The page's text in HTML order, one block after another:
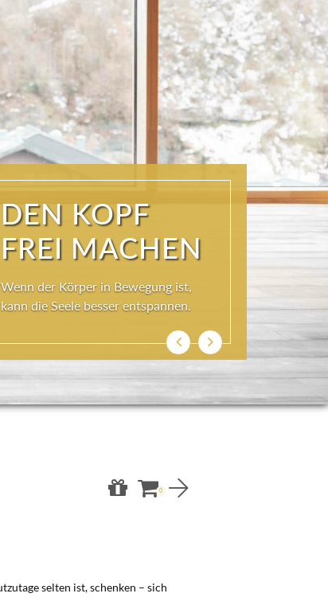
ÜBER DEN
DÄCHERN DER
KURSTADT
Schöner als im SKY SPA kann es im
so viel Himmel wird das Herz ganz
leicht und die Seele weit.
ZurückWeiter